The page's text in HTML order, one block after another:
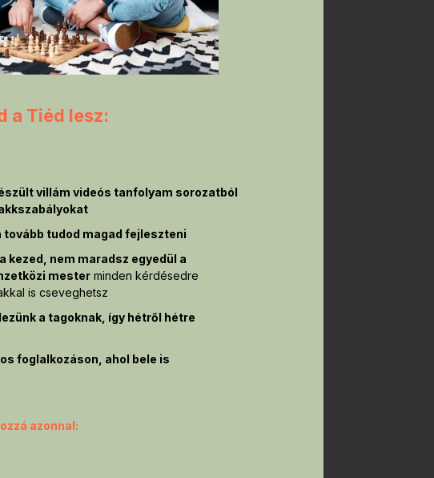
a Tiéd lesz:
villám videós tanfolyam sorozatból
tudod magad fejleszteni
kezed, nem maradsz egyedül a
mester minden kérdésedre
is cseveghetsz
a tagoknak, így hétről hétre
foglalkozáson, ahol bele is
azonnal: